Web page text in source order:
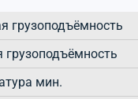
грузоподъёмность
грузоподъёмность
мин.